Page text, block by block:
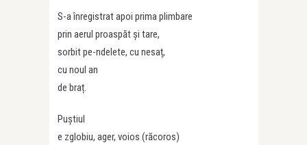
S-a înregistrat apoi prima plimbare
prin aerul proaspăt și tare,
sorbit pe-ndelete, cu nesaț,
cu noul an
de braț.
Puștiul
e zglobiu, ager, voios (răcoros)